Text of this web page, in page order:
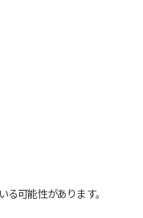
可能性があります。